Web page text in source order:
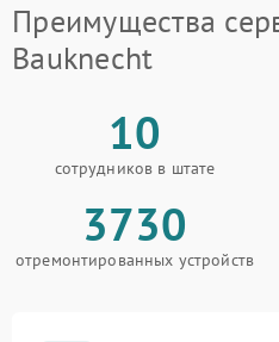
Преимущества
Bauknecht
10
сотрудников в штате
3730
отремонтированных устройств